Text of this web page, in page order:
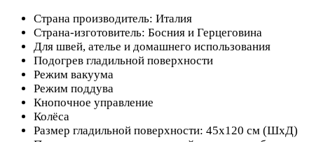
Страна производитель: Италия
Страна-изготовитель: Босния и Герцеговина
Для швей, ателье и домашнего использования
Подогрев гладильной поверхности
Режим вакуума
Режим поддува
Кнопочное управление
Колёса
Размер гладильной поверхности: 45х120 см (ШхД)